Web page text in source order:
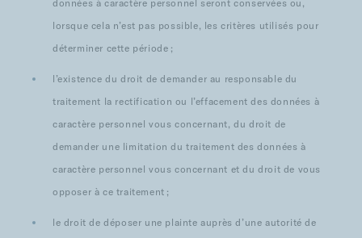
données à caractère personnel seront conservées ou,
lorsque cela n’est pas possible, les critères utilisés pour
déterminer cette période ;
l’existence du droit de demander au responsable du
traitement la rectification ou l’effacement des données à
caractère personnel vous concernant, du droit de
demander une limitation du traitement des données à
caractère personnel vous concernant et du droit de vous
opposer à ce traitement ;
le droit de déposer une plainte auprès d’une autorité de